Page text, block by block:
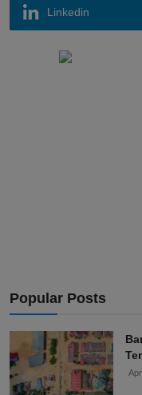
Linkedin
Popular Posts